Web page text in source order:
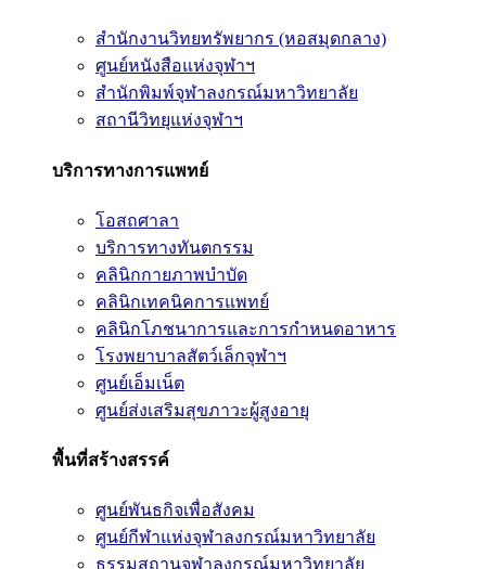
สำนักงานวิทยทรัพยากร (หอสมุดกลาง)
ศูนย์หนังสือแห่งจุฬาฯ
สำนักพิมพ์จุฬาลงกรณ์มหาวิทยาลัย
สถานีวิทยุแห่งจุฬาฯ
บริการทางการแพทย์
โอสถศาลา
บริการทางทันตกรรม
คลินิกกายภาพบำบัด
คลินิกเทคนิคการแพทย์
คลินิกโภชนาการและการกำหนดอาหาร
โรงพยาบาลสัตว์เล็กจุฬาฯ
ศูนย์เอ็มเน็ต
ศูนย์ส่งเสริมสุขภาวะผู้สูงอายุ
พื้นที่สร้างสรรค์
ศูนย์พันธกิจเพื่อสังคม
ศูนย์กีฬาแห่งจุฬาลงกรณ์มหาวิทยาลัย
ธรรมสถานจุฬาลงกรณ์มหาวิทยาลัย